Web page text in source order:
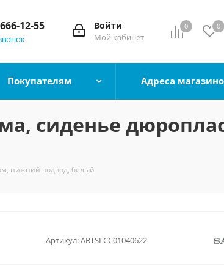
0 0
Войти
Мой кабинет
12-55
Покупателям Адреса
сиденье
нижний подвод, белый
Артикул:ARTSLCC01040622